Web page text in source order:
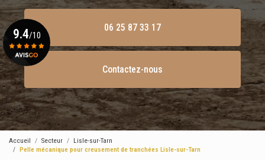
06 25 87 33 17
Contactez-nous
9.4/10
Voir le certificat
Accueil Secteur
Lisle-sur-Tarn
Pelle mécanique pour creusement de tranchées Lisle-sur-Tarn